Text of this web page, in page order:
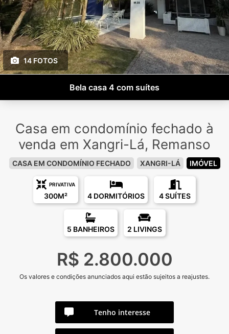
14 FOTOS
Bela casa 4 com suítes
Casa em condomínio fechado à
venda em Xangri-Lá, Remanso
CASA EM CONDOMÍNIO FECHADO XANGRI-LÁ IMÓVEL
PRIVATIVA
300M² 4 DORMITÓRIOS 4 SUÍTES
5 BANHEIROS 2 LIVINGS
R$ 2.800.000
Os valores e condições anunciados aqui estão sujeitos a reajustes.
Tenho interesse